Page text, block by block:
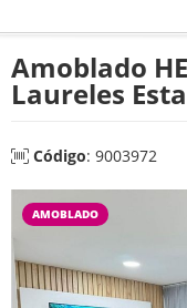
Amoblado
Laureles
Código: 9003972
AMOBLADO